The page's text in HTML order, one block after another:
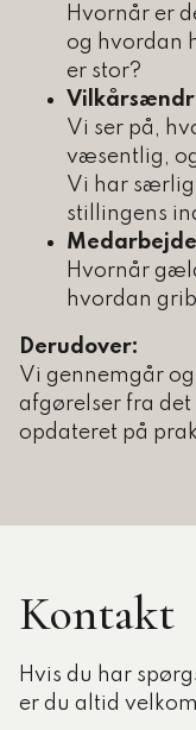
Hvornår er
og hvordan
er stor?
Vi ser på,
væsentlig,
Vi har
stillingens
Hvornår
hvordan
Derudover:
Vi gennemgår
afgørelser fra det
opdateret på
Kontakt
Hvis du har
er du altid